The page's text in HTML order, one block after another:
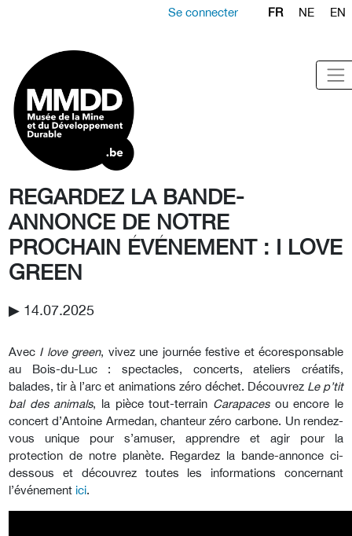
Se connecter FR NE EN
REGARDEZ LA BANDE-
ANNONCE DE NOTRE
PROCHAIN ÉVÉNEMENT : I LOVE
GREEN
▶︎ 14.07.2025
Avec I love green, vivez une journée festive et écoresponsable
au Bois-du-Luc : spectacles, concerts, ateliers créatifs,
balades, tir à l’arc et animations zéro déchet. Découvrez Le p’tit
bal des animals, la pièce tout-terrain Carapaces ou encore le
concert d’Antoine Armedan, chanteur zéro carbone. Un rendez-
vous unique pour s’amuser, apprendre et agir pour la
protection de notre planète. Regardez la bande-annonce ci-
dessous et découvrez toutes les informations concernant
l’événement ici.